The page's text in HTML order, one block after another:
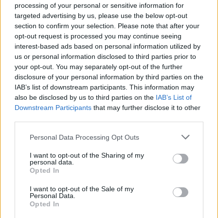
processing of your personal or sensitive information for
targeted advertising by us, please use the below opt-out
section to confirm your selection. Please note that after your
opt-out request is processed you may continue seeing
interest-based ads based on personal information utilized by
us or personal information disclosed to third parties prior to
your opt-out. You may separately opt-out of the further
disclosure of your personal information by third parties on the
IAB’s list of downstream participants. This information may
also be disclosed by us to third parties on the IAB’s List of
Downstream Participants that may further disclose it to other
Personal Data Processing Opt Outs
I want to opt-out of the Sharing of my
personal data.
Opted In
I want to opt-out of the Sale of my
Personal Data.
Opted In
vyschl. Městský obvod VI chce využít období bez vody k vyčištění
koryta, a obrátil se proto se žádostí na správce toku, Povodí Labe.
Organizace ale požadavek odmítla s tím, že údržbu dělala už v
červnu a další zásah v tuto chvíli neplánuje, zjistila ČTK.
Červený chce peníze ušetřené za rekultivaci rozdělit
obcím podle původní dohody
5.8.2026 01:29 ( ČTK
Diskuse: 2
Ministr životního prostředí
Igor Červený (Motoristé) chce
Mostecku, rozdělit obcím podle původní dohody. Uvedl to na síti
Původně chtěla Severní energetická dát peníze obcím
prostřednictvím Státního fondu životního prostředí (SFŽP), v
pondělí ale společnost uvedla, že hodlá sama rozhodnout o využití
peněz a že chce ohledně výše podpory jednat přímo s obcemi v
sleduje se znepokojením. Společnost patří do energetické skupiny
Sev.en, kterou vlastní Pavel Tykač.